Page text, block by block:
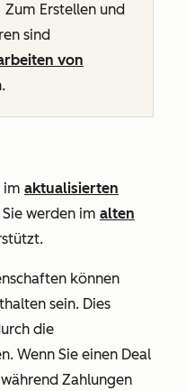
Zum Erstellen und
sind
von
im aktualisierten
werden im alten
können
sein. Dies
die
Wenn Sie einen Deal
Zahlungen